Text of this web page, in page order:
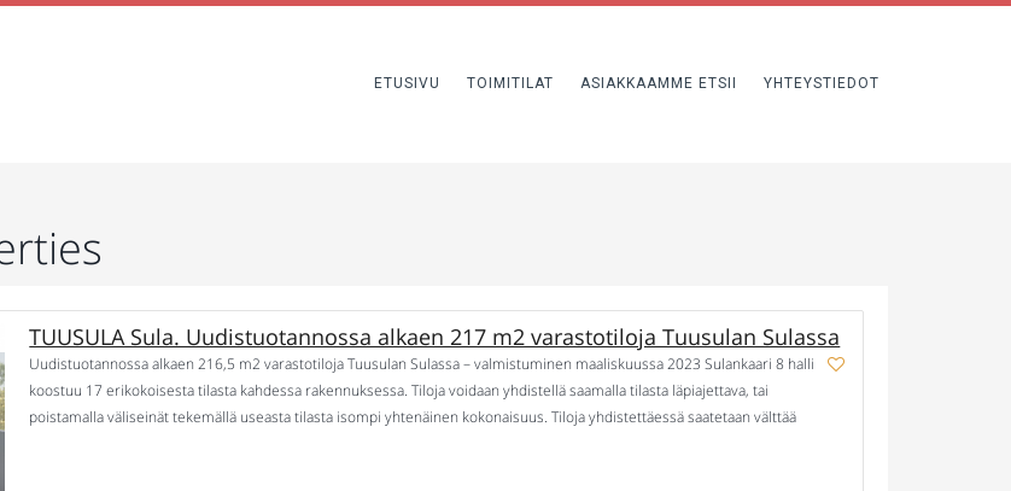
ETUSIVU TOIMITILAT ASIAKKAAMME ETSII YHTEYSTIEDOT
TUUSULA Sula. Uudistuotannossa alkaen 217 m2 varastotiloja Tuusulan Sulassa
Uudistuotannossa alkaen 216,5 m2 varastotiloja Tuusulan Sulassa – valmistuminen maaliskuussa 2023 Sulankaari 8 halli
koostuu 17 erikokoisesta tilasta kahdessa rakennuksessa. Tiloja voidaan yhdistellä saamalla tilasta läpiajettava, tai
poistamalla väliseinät tekemällä useasta tilasta isompi yhtenäinen kokonaisuus. Tiloja yhdistettäessä saatetaan välttää